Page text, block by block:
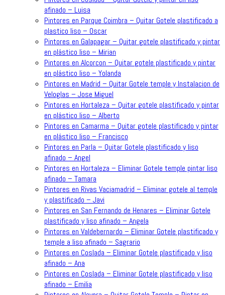
afinado – Luisa
Pintores en Parque Coimbra – Quitar Gotele plastificado a
plastico liso – Oscar
Pintores en Galapagar – Quitar gotele plastificado y pintar
en plástico liso – Mirian
Pintores en Alcorcon – Quitar gotele plastificado y pintar
en plástico liso – Yolanda
Pintores en Madrid – Quitar Gotele temple y Instalacion de
Veloglas – Jose Miguel
Pintores en Hortaleza – Quitar gotele plastificado y pintar
en plástico liso – Alberto
Pintores en Camarma – Quitar gotele plastificado y pintar
en plástico liso – Francisco
Pintores en Parla – Quitar Gotele plastificado y liso
afinado – Angel
Pintores en Hortaleza – Eliminar Gotele temple pintar liso
afinado – Tamara
Pintores en Rivas Vaciamadrid – Eliminar gotele al temple
y plastificado – Javi
Pintores en San Fernando de Henares – Eliminar Gotele
plastificado y liso afinado – Angela
Pintores en Valdebernardo – Eliminar Gotele plastificado y
temple a liso afinado – Sagrario
Pintores en Coslada – Eliminar Gotele plastificado y liso
afinado – Ana
Pintores en Coslada – Eliminar Gotele plastificado y liso
afinado – Emilia